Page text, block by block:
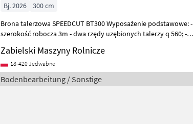
Bj. 2026
300 cm
Brona talerzowa SPEEDCUT BT300 Wyposażenie podstawowe: -
szerokość robocza 3m - dwa rzędy uzębionych talerzy q 560; -
Zabielski Maszyny Rolnicze
18-420 Jedwabne
Bodenbearbeitung / Sonstige